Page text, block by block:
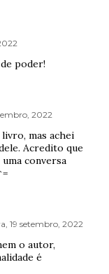
poder!
2022
mas achei
Acredito que
conversa
19 setembro, 2022
o autor,
é